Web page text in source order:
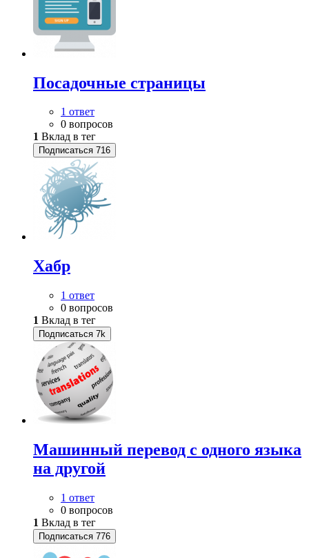
Посадочные страницы
1 ответ
0 вопросов
1 Вклад в тег
Подписаться 716
Хабр
1 ответ
0 вопросов
1 Вклад в тег
Подписаться 7k
Машинный перевод с одного языка
на другой
1 ответ
0 вопросов
1 Вклад в тег
Подписаться 776